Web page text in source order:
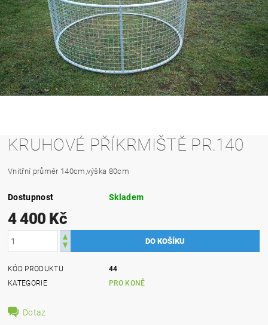
KRUHOVÉ PŘÍKRMIŠTĚ PR.140
Vnitřní průměr 140cm,výška 80cm
Dostupnost Skladem
4 400 Kč
KÓD PRODUKTU
44
KATEGORIE
PRO KONĚ
Dotaz